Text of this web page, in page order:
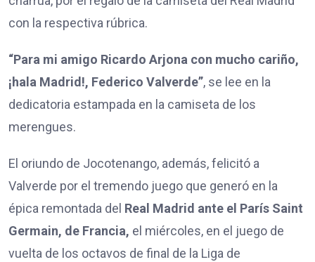
con la respectiva rúbrica.
“Para mi amigo Ricardo Arjona con mucho cariño,
¡hala Madrid!, Federico Valverde”, se lee en la
dedicatoria estampada en la camiseta de los
merengues.
El oriundo de Jocotenango, además, felicitó a
Valverde por el tremendo juego que generó en la
épica remontada del Real Madrid ante el París Saint
Germain, de Francia, el miércoles, en el juego de
vuelta de los octavos de final de la Liga de